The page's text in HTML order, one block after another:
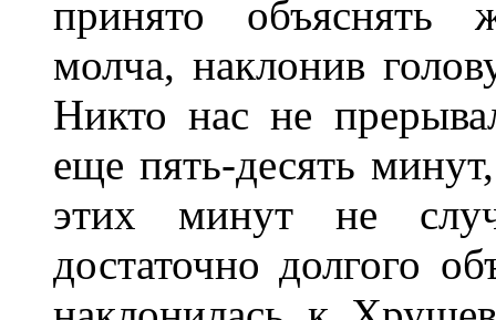
принято объяснять
молча, наклонив
Никто нас не
еще пять-десять
этих минут не
достаточно долгого